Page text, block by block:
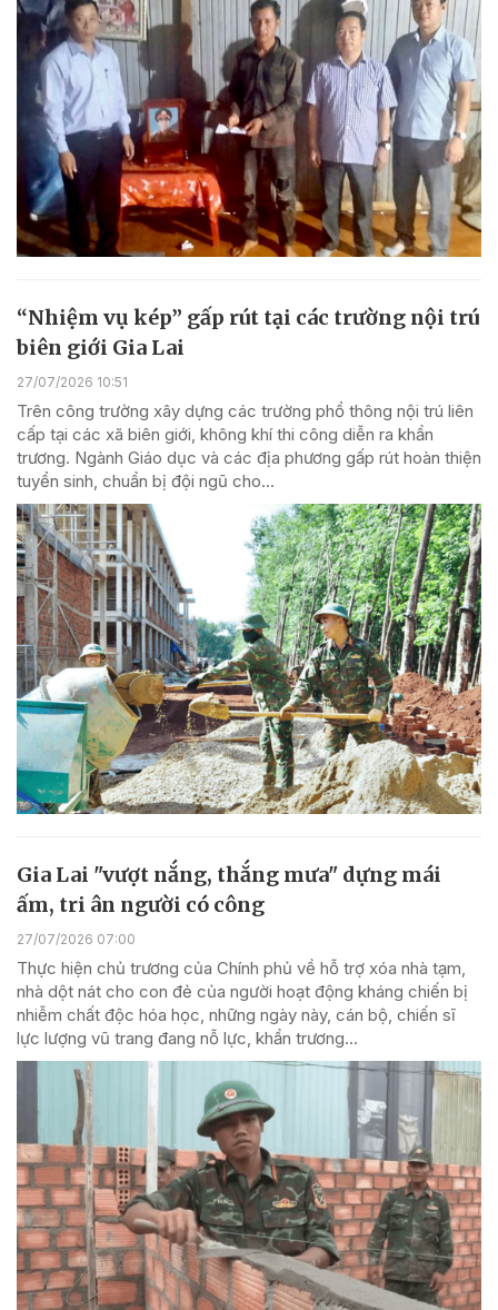
“Nhiệm vụ kép” gấp rút tại các trường nội trú
biên giới Gia Lai
27/07/2026 10:51
Trên công trường xây dựng các trường phổ thông nội trú liên
cấp tại các xã biên giới, không khí thi công diễn ra khẩn
trương. Ngành Giáo dục và các địa phương gấp rút hoàn thiện
tuyển sinh, chuẩn bị đội ngũ cho...
Gia Lai "vượt nắng, thắng mưa" dựng mái
ấm, tri ân người có công
27/07/2026 07:00
Thực hiện chủ trương của Chính phủ về hỗ trợ xóa nhà tạm,
nhà dột nát cho con đẻ của người hoạt động kháng chiến bị
nhiễm chất độc hóa học, những ngày này, cán bộ, chiến sĩ
lực lượng vũ trang đang nỗ lực, khẩn trương...